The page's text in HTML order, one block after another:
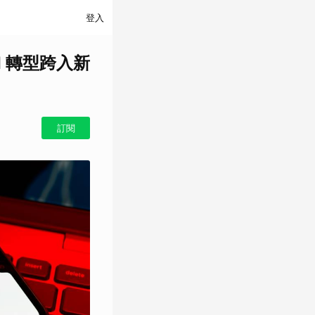
登入
型跨入新
訂閱